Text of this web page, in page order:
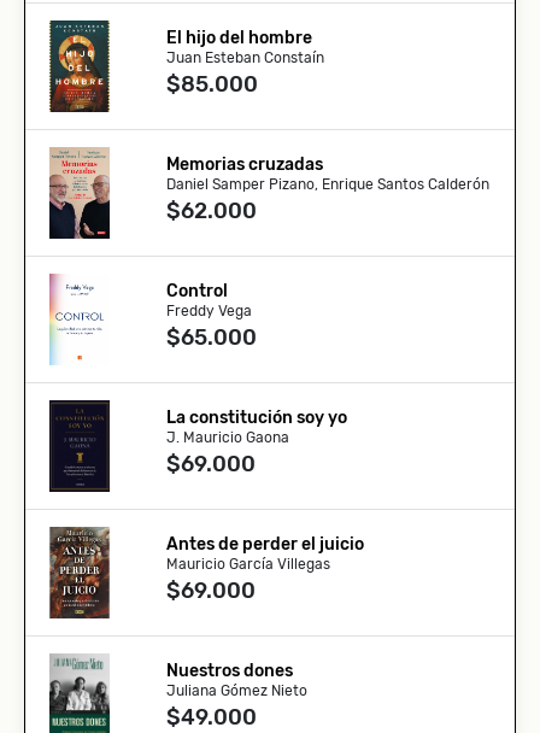
El hijo del hombre
Juan Esteban Constaín
$85.000
Memorias cruzadas
Daniel Samper Pizano, Enrique Santos Calderón
$62.000
Control
Freddy Vega
$65.000
La constitución soy yo
J. Mauricio Gaona
$69.000
Antes de perder el juicio
Mauricio García Villegas
$69.000
Nuestros dones
Juliana Gómez Nieto
$49.000